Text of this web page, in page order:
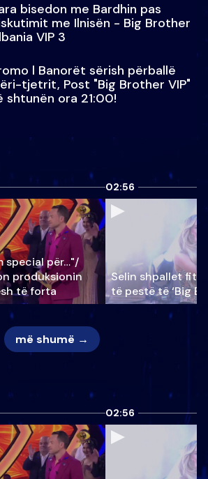
bisedon me Bardhin pas
me Ilnisën - Big Brother
VIP 3
l Banorët sërish përballë
tjetrit, Post "Big Brother VIP"
shtunën ora 21:00!
special për…"/
produksionin
të forta
02:56
Selin shpallet
të pestë të ‘Big
më shumë →
02:56